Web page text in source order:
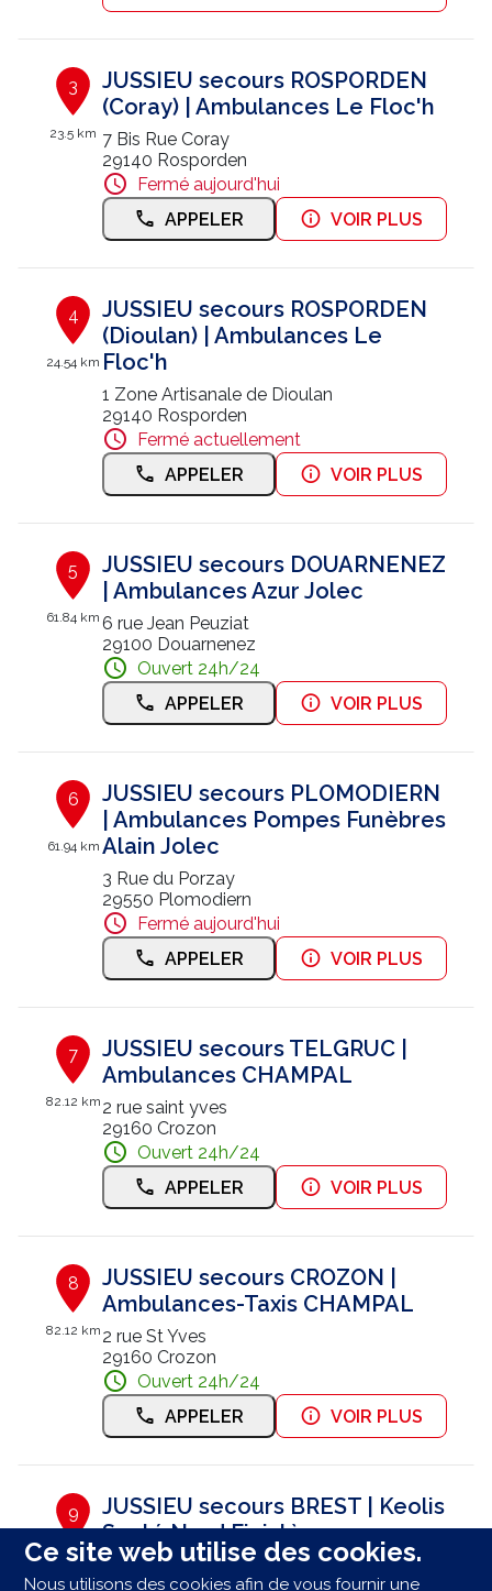
Ce site web utilise des cookies.
Nous utilisons des cookies afin de vous fournir une
3
23.5 km
JUSSIEU secours ROSPORDEN
(Coray) | Ambulances Le Floc'h
7 Bis Rue Coray
29140 Rosporden
Fermé aujourd'hui
APPELER
VOIR PLUS
4
24.54 km
JUSSIEU secours ROSPORDEN
(Dioulan) | Ambulances Le
Floc'h
1 Zone Artisanale de Dioulan
29140 Rosporden
Fermé actuellement
APPELER
VOIR PLUS
5
61.84 km
JUSSIEU secours DOUARNENEZ
| Ambulances Azur Jolec
6 rue Jean Peuziat
29100 Douarnenez
Ouvert 24h/24
APPELER
VOIR PLUS
6
61.94 km
JUSSIEU secours PLOMODIERN
| Ambulances Pompes Funèbres
Alain Jolec
3 Rue du Porzay
29550 Plomodiern
Fermé aujourd'hui
APPELER
VOIR PLUS
7
82.12 km
JUSSIEU secours TELGRUC |
Ambulances CHAMPAL
2 rue saint yves
29160 Crozon
Ouvert 24h/24
APPELER
VOIR PLUS
8
82.12 km
JUSSIEU secours CROZON |
Ambulances-Taxis CHAMPAL
2 rue St Yves
29160 Crozon
Ouvert 24h/24
APPELER
VOIR PLUS
9
93.79 km
JUSSIEU secours BREST | Keolis
Santé Nord Finistère
13 Rue Nicéphore Niépce
29200 Brest